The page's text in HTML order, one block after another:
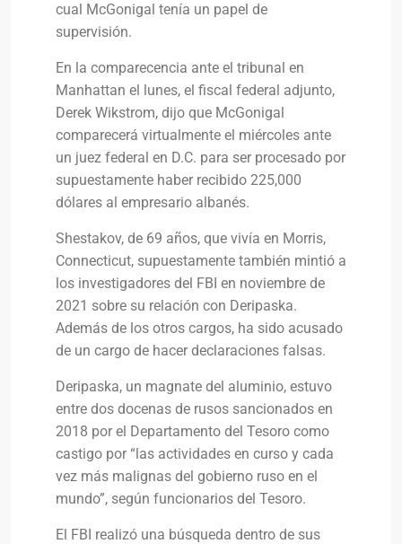
cual McGonigal tenía un papel de
supervisión.
En la comparecencia ante el tribunal en
Manhattan el lunes, el fiscal federal adjunto,
Derek Wikstrom, dijo que McGonigal
comparecerá virtualmente el miércoles ante
un juez federal en D.C. para ser procesado por
supuestamente haber recibido 225,000
dólares al empresario albanés.
Shestakov, de 69 años, que vivía en Morris,
Connecticut, supuestamente también mintió a
los investigadores del FBI en noviembre de
2021 sobre su relación con Deripaska.
Además de los otros cargos, ha sido acusado
de un cargo de hacer declaraciones falsas.
Deripaska, un magnate del aluminio, estuvo
entre dos docenas de rusos sancionados en
2018 por el Departamento del Tesoro como
castigo por “las actividades en curso y cada
vez más malignas del gobierno ruso en el
mundo”, según funcionarios del Tesoro.
El FBI realizó una búsqueda dentro de sus